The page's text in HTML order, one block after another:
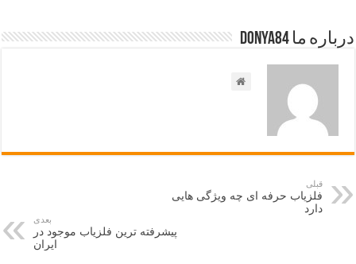
درباره ما Donya84
قبلی
فلزیاب حرفه ای چه ویژگی هایی
دارد
بعدی
پیشرفته ترین فلزیاب موجود در
ایران